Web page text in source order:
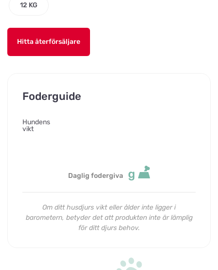
12 KG
Hitta återförsäljare
Foderguide
Hundens
vikt
Daglig fodergiva g
Om ditt husdjurs vikt eller ålder inte ligger i
barometern, betyder det att produkten inte är lämplig
för ditt djurs behov.